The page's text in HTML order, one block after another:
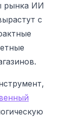
рынка ИИ
с